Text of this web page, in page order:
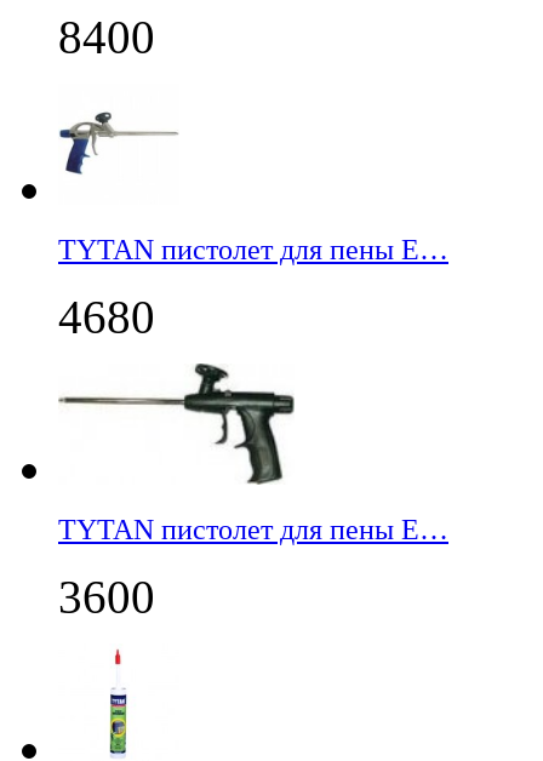
8400
TYTAN пистолет для пены E…
4680
TYTAN пистолет для пены E…
3600